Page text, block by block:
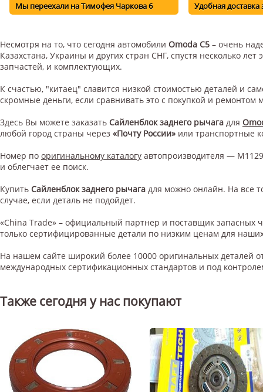
Мы переехали на Тимофея Чаркова 6 Удобная доставка
Несмотря на то, что сегодня автомобили Omoda C5 – очень
Казахстана, Украины и других стран СНГ, спустя несколько
запчастей, и комплектующих.
К счастью, "китаец" славится низкой стоимостью деталей и
скромные деньги, если сравнивать это с покупкой и
Здесь Вы можете заказать Сайленблок заднего рычага для
любой город страны через «Почту России» или транспортные
Номер по оригинальному каталогу автопроизводителя —
и облегчает ее поиск.
Купить Сайленблок заднего рычага для можно онлайн. На все
случае, если деталь не подойдет.
«China Trade» – официальный партнер и поставщик запасных
только сертифицированные детали по низким ценам для
На нашем сайте широкий более 10000 оригинальных деталей
международных сертификационных стандартов и под
Также сегодня у нас покупают